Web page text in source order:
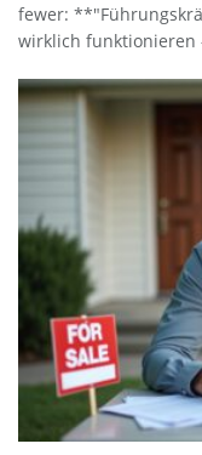
fewer:
wirklich funktionieren